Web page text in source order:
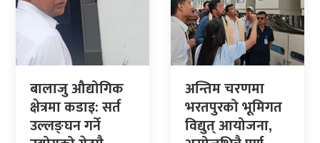
बालाजु औद्योगिक
क्षेत्रमा कडाइ: सर्त
उल्लङ्घन गर्ने
अन्तिम चरणमा
भरतपुरको भूमिगत
विद्युत् आयोजना,